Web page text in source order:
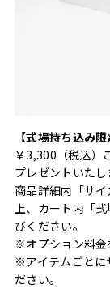
【式場持ち込み
￥3,300（税込）
プレゼントいたし
商品詳細内「サ
上、カート内「
びください。
※オプション料金
※アイテムごとに
ださい。